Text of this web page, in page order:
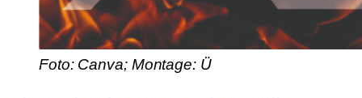
Foto: Canva; Montage: Ü